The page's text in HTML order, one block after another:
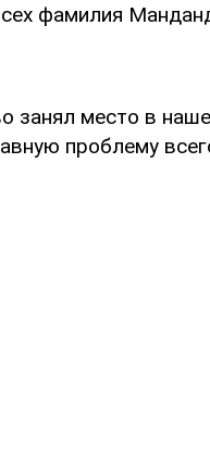
фамилия
занял место в
проблему